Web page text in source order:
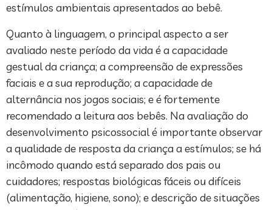
estímulos ambientais apresentados ao bebê.
Quanto à linguagem, o principal aspecto a ser
avaliado neste período da vida é a capacidade
gestual da criança; a compreensão de expressões
faciais e a sua reprodução; a capacidade de
alternância nos jogos sociais; e é fortemente
recomendado a leitura aos bebês. Na avaliação do
desenvolvimento psicossocial é importante observar
a qualidade de resposta da criança a estímulos; se há
incômodo quando está separado dos pais ou
cuidadores; respostas biológicas fáceis ou difíceis
(alimentação, higiene, sono); e descrição de situações